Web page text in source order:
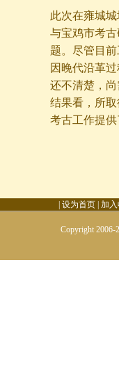
此次在雍城
与宝鸡市考
题。尽管目
因晚代沿革
还不清楚，
结果看，所
考古工作提
设为首页 加
Copyright